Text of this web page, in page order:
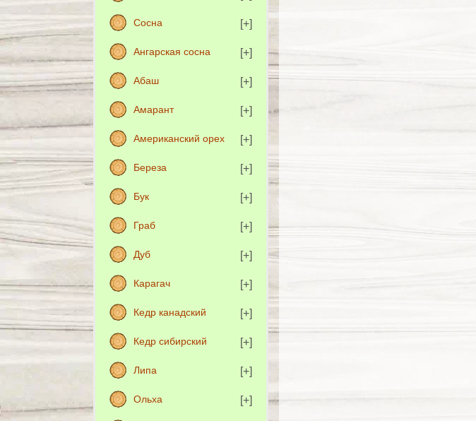
Сосна
Ангарская сосна
Абаш
Амарант
Американский орех
Береза
Бук
Граб
Дуб
Карагач
Кедр канадский
Кедр сибирский
Липа
Ольха